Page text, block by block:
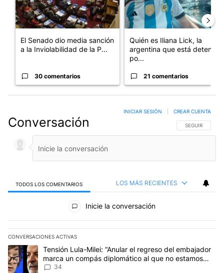
El Senado dio media sanción
a la Inviolabilidad de la P...
30 comentarios
Quién es Iliana Lick, la
argentina que está detenida
po...
21 comentarios
Conversación SIGA ESTA
SEGUIR
INICIAR SESIÓN CREAR CUENTA
TODOS LOS COMENTARIOS LOS MÁS RECIENTES
Todos los comentarios
Inicie la conversación
CONVERSACIONES ACTIVAS
Este listado muestra los artículos con más comentarios en los
Un artículo de tendencia con el título "Tensión Lula-Milei:
Tensión Lula-Milei: “Anular el regreso del embajador
marca un compás diplomático al que no estamos
acostumbrados"
34